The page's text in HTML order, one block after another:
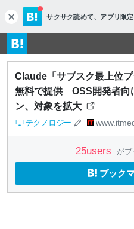
c
l
o
s
e
サクサク読めて、 アプリ限
Claude「サブスク最上位
無料で提供 OSS開発者向
ン、対象を拡大
テクノロジー
25users がブ
ブック